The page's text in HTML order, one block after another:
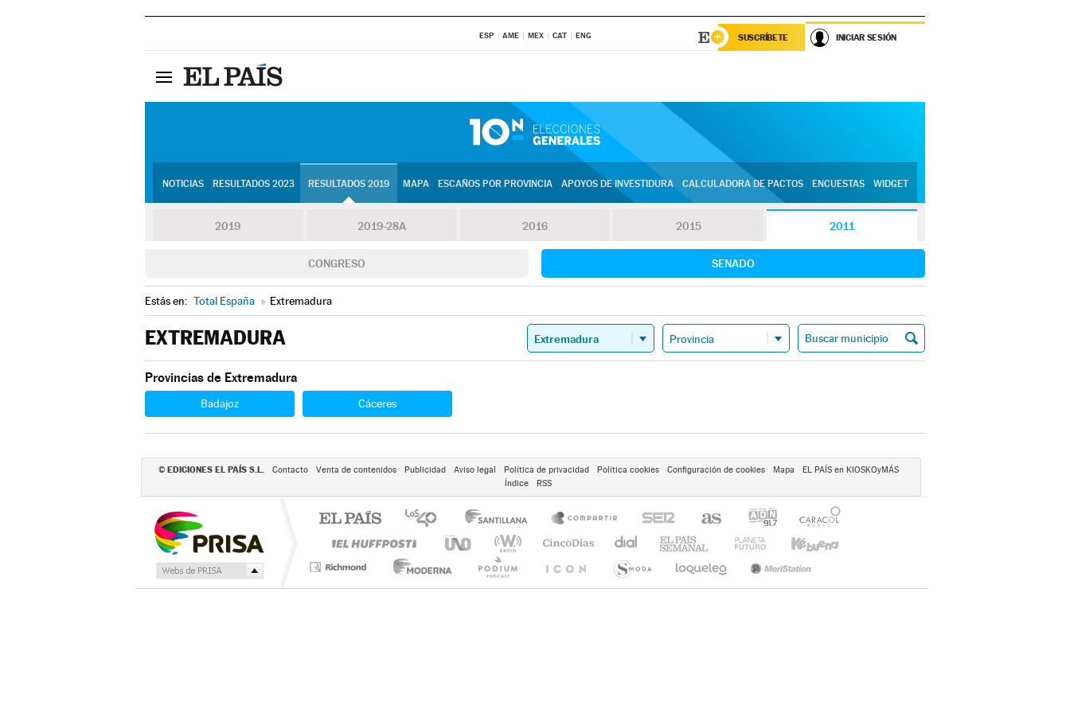
ESP AME MEX CAT ENG SUSCRÍBETE INICIAR SESIÓN
NOTICIAS RESULTADOS 2023 RESULTADOS 2019 MAPA ESCAÑOS POR PROVINCIA APOYOS DE INVESTIDURA CALCULADORA DE PACTOS ENCUESTAS WIDGET
2019 2019-28A 2016 2015 2011
CONGRESO SENADO
Estás en: Total España » Extremadura
EXTREMADURA
Provincias de Extremadura
Badajoz Cáceres
© EDICIONES EL PAÍS S.L. Contacto Venta de contenidos Publicidad Aviso legal Política de privacidad Política cookies Configuración de cookies Mapa
EL PAÍS en KIOSKOyMÁS
Índice
RSS